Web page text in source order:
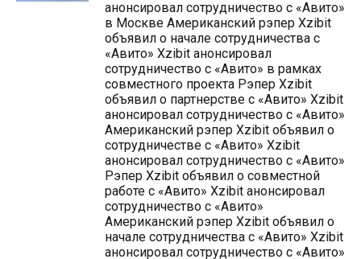
анонсировал сотрудничество с «Авито»
в Москве Американский рэпер Xzibit
объявил о начале сотрудничества с
«Авито» Xzibit анонсировал
сотрудничество с «Авито» в рамках
совместного проекта Рэпер Xzibit
объявил о партнерстве с «Авито» Xzibit
анонсировал сотрудничество с «Авито»
Американский рэпер Xzibit объявил о
сотрудничестве с «Авито» Xzibit
анонсировал сотрудничество с «Авито»
Рэпер Xzibit объявил о совместной
работе с «Авито» Xzibit анонсировал
сотрудничество с «Авито»
Американский рэпер Xzibit объявил о
начале сотрудничества с «Авито» Xzibit
анонсировал сотрудничество с «Авито»